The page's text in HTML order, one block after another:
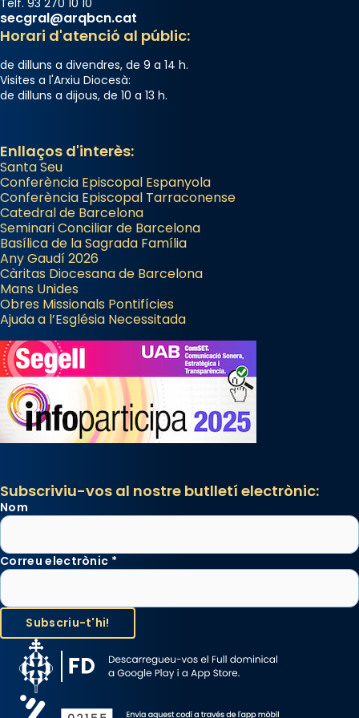
Telf. 93 270 10 10
secgral@arqbcn.cat
Horari d'atenció al públic:
de dilluns a divendres, de 9 a 14 h.
Visites a l'Arxiu Diocesà:
de dilluns a dijous, de 10 a 13 h.
Enllaços d'interès:
Santa Seu
Conferència Episcopal Espanyola
Conferència Episcopal Tarraconense
Catedral de Barcelona
Seminari Conciliar de Barcelona
Basílica de la Sagrada Família
Any Gaudí 2026
Càritas Diocesana de Barcelona
Mans Unides
Obres Missionals Pontifícies
Ajuda a l’Església Necessitada
Subscriviu-vos al nostre butlletí electrònic:
Nom
Correu electrònic *